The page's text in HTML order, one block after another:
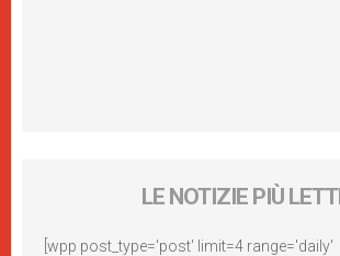
LE NOTIZIE PIÙ
[wpp post_type='post' limit=4 range='daily'